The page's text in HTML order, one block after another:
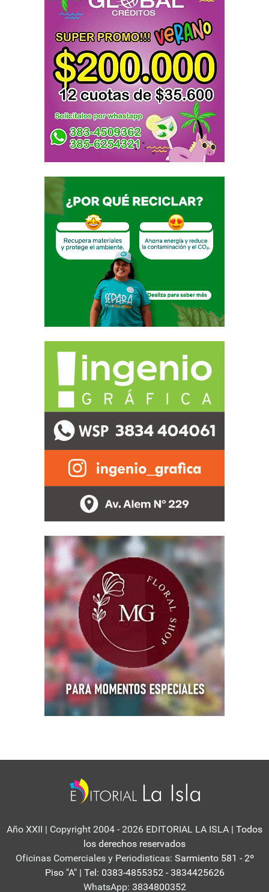
Año XXII | Copyright 2004 - 2026 EDITORIAL LA ISLA | Todos
los derechos reservados
Oficinas Comerciales y Periodisticas: Sarmiento 581 - 2º
Piso "A" | Tel: 0383-4855352 - 3834425626
WhatsApp: 3834800352